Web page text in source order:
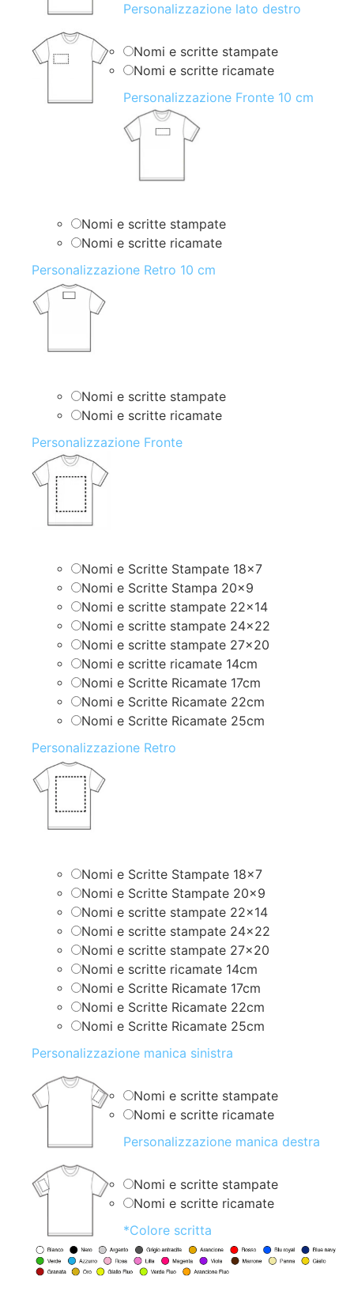
Personalizzazione lato destro
Nomi e scritte stampate
Nomi e scritte ricamate
Personalizzazione Fronte 10 cm
Nomi e scritte stampate
Nomi e scritte ricamate
Personalizzazione Retro 10 cm
Nomi e scritte stampate
Nomi e scritte ricamate
Personalizzazione Fronte
Nomi e Scritte Stampate 18×7
Nomi e Scritte Stampa 20×9
Nomi e scritte stampate 22×14
Nomi e scritte stampate 24×22
Nomi e scritte stampate 27×20
Nomi e scritte ricamate 14cm
Nomi e Scritte Ricamate 17cm
Nomi e Scritte Ricamate 22cm
Nomi e Scritte Ricamate 25cm
Personalizzazione Retro
Nomi e Scritte Stampate 18×7
Nomi e Scritte Stampate 20×9
Nomi e scritte stampate 22×14
Nomi e scritte stampate 24×22
Nomi e scritte stampate 27×20
Nomi e scritte ricamate 14cm
Nomi e Scritte Ricamate 17cm
Nomi e Scritte Ricamate 22cm
Nomi e Scritte Ricamate 25cm
Personalizzazione manica sinistra
Nomi e scritte stampate
Nomi e scritte ricamate
Personalizzazione manica destra
Nomi e scritte stampate
Nomi e scritte ricamate
*Colore scritta